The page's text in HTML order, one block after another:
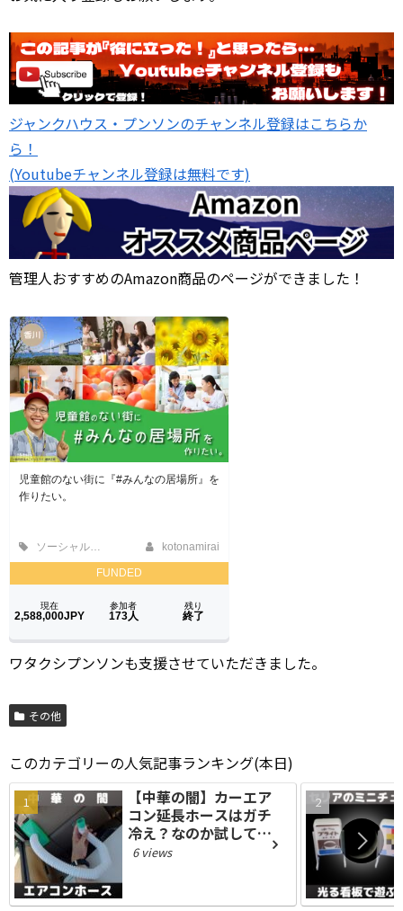
ジャンクハウス・プンソンのチャンネル登録はこちらか
ら！
(Youtubeチャンネル登録は無料です)
管理人おすすめのAmazon商品のページができました！
ワタクシプンソンも支援させていただきました。
その他
このカテゴリーの人気記事ランキング(本日)
【中華の闇】カーエア
コン延長ホースはガチ
冷え？なのか試してみ
た【車載アイテム】
6 views